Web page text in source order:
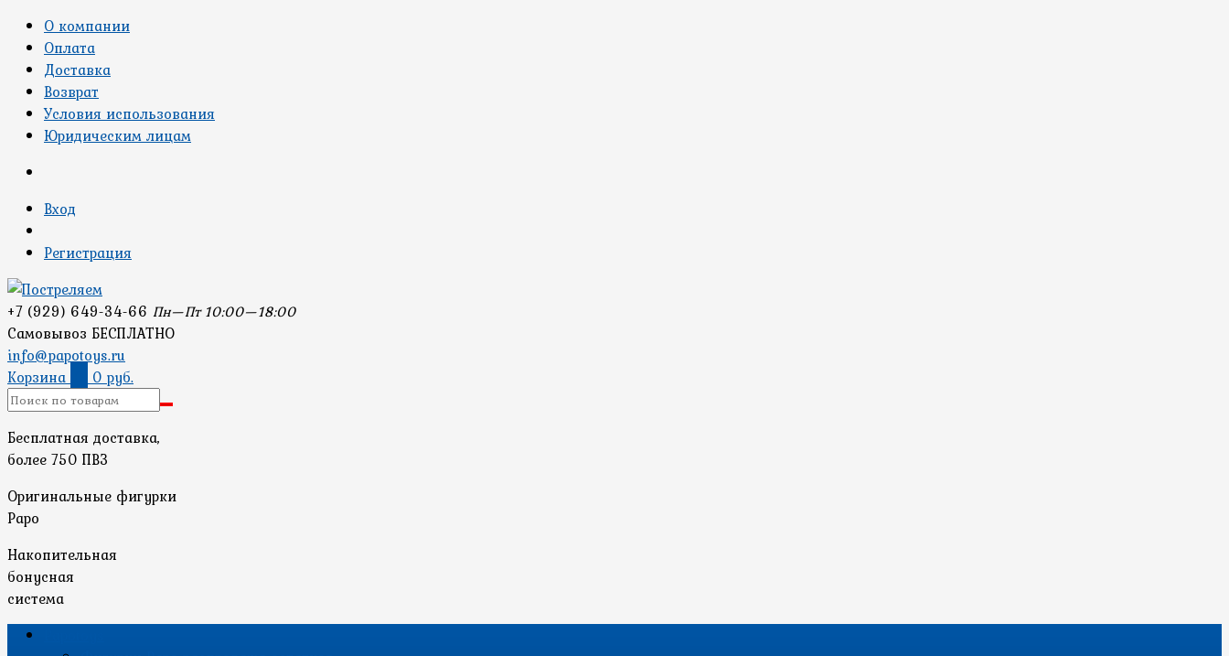
О компании
Оплата
Доставка
Возврат
Условия использования
Юридическим лицам
Вход
Регистрация
+7 (929) 649-34-66 Пн—Пт 10:00—18:00
Самовывоз БЕСПЛАТНО
info@papotoys.ru
Корзина
0 руб.
Бесплатная доставка,
более 750 ПВЗ
Оригинальные фигурки
Papo
Накопительная
бонусная
система